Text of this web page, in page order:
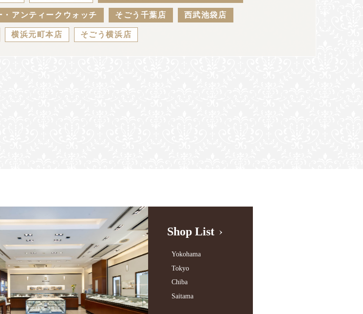
アンティークウォッチ そごう千葉店 西武池袋店
横浜元町本店 そごう横浜店
Shop List
Yokohama
Tokyo
Chiba
Saitama